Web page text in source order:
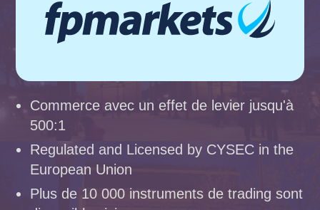
Commerce avec un effet de levier jusqu'à
500:1
Regulated and Licensed by CYSEC in the
European Union
Plus de 10 000 instruments de trading sont